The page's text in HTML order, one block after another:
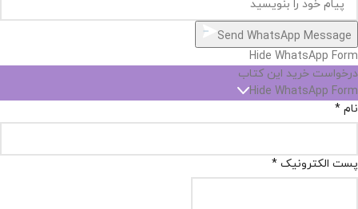
Send WhatsApp Message
Hide WhatsApp Form
درخواست خرید این کتاب
Hide WhatsApp Form
نام *
پست الکترونیک *